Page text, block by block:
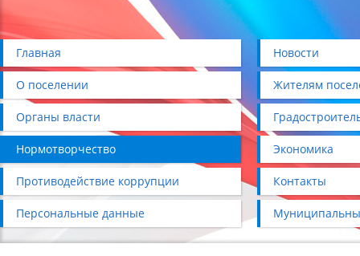
Главная Новости
О поселении Жителям
Органы власти
Нормотворчество Экономика
Противодействие коррупции Контакты
Персональные данные